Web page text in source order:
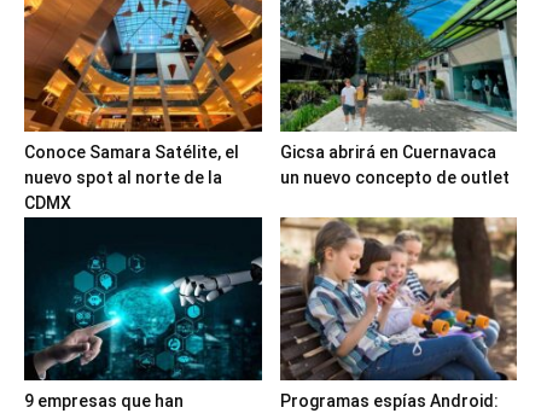
Conoce Samara Satélite, el
nuevo spot al norte de la
CDMX
Gicsa abrirá en Cuernavaca
un nuevo concepto de outlet
9 empresas que han
Programas espías Android: